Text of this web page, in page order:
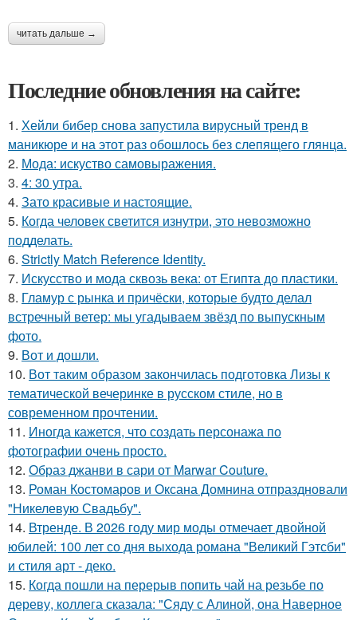
читать дальше →
Последние обновления на сайте:
1. Хейли бибер снова запустила вирусный тренд в
маникюре и на этот раз обошлось без слепящего глянца.
2. Мода: искуство самовыражения.
3. 4: 30 утра.
4. Зато красивые и настоящие.
5. Когда человек светится изнутри, это невозможно
подделать.
6. Strictly Match Reference Identity.
7. Искусство и мода сквозь века: от Египта до пластики.
8. Гламур с рынка и причёски, которые будто делал
встречный ветер: мы угадываем звёзд по выпускным
фото.
9. Вот и дошли.
10. Вот таким образом закончилась подготовка Лизы к
тематической вечеринке в русском стиле, но в
современном прочтении.
11. Иногда кажется, что создать персонажа по
фотографии очень просто.
12. Образ джанви в сари от Marwar Couture.
13. Роман Костомаров и Оксана Домнина отпраздновали
"Никелевую Свадьбу".
14. Втренде. В 2026 году мир моды отмечает двойной
юбилей: 100 лет со дня выхода романа "Великий Гэтсби"
и стиля арт - деко.
15. Когда пошли на перерыв попить чай на резьбе по
дереву, коллега сказала: "Сяду с Алиной, она Наверное